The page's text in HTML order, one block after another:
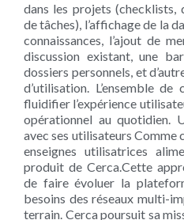
dans les projets (checklists,
de tâches), l’affichage de la
connaissances, l’ajout de
discussion existant, une
dossiers personnels, et
d’utilisation. L’ensemble
fluidifier l’expérience
opérationnel au quotidien.
avec ses utilisateurs Comme
enseignes utilisatrices
produit de Cerca.Cette
de faire évoluer la
besoins des réseaux multi-
terrain. Cerca poursuit sa